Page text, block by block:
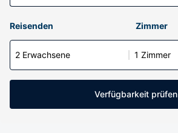
Reisenden Zimmer
2 Erwachsene 1 Zimmer
Verfügbarkeit prüfen